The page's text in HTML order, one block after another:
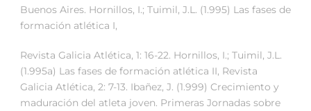
Buenos Aires. Hornillos, I.; Tuimil, J.L. (1.995) Las fases de
formación atlética I,
Revista Galicia Atlética, 1: 16-22. Hornillos, I.; Tuimil, J.L.
(1.995a) Las fases de formación atlética II, Revista
Galicia Atlética, 2: 7-13. Ibañez, J. (1.999) Crecimiento y
maduración del atleta joven. Primeras Jornadas sobre